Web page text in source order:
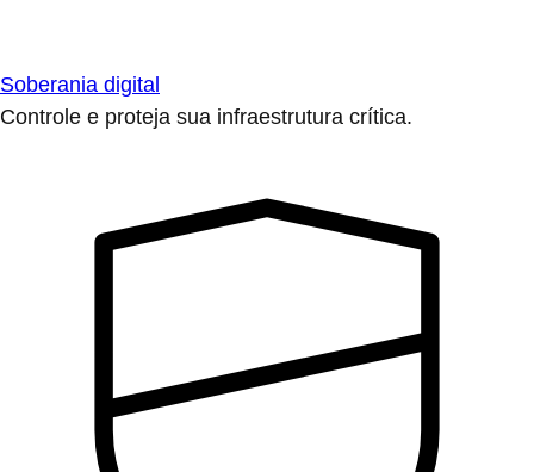
Soberania digital
Controle e proteja sua infraestrutura crítica.